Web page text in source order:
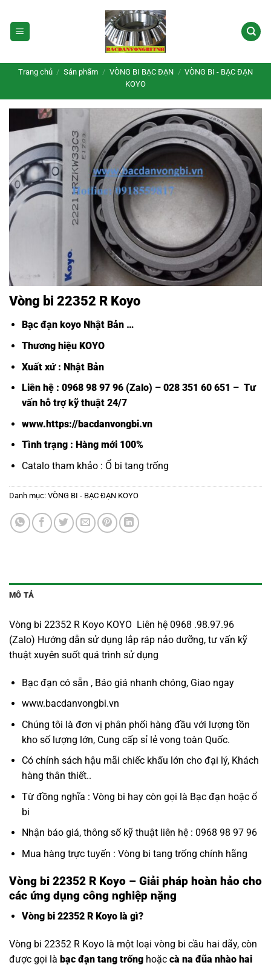
qua
nội
Trang chủ / Sản phẩm / VÒNG BI BẠC ĐẠN / VÒNG BI - BẠC ĐẠN
KOYO
Vòng bi 22352 R Koyo
Bạc đạn koyo Nhật Bản…
Thương hiệu KOYO
Xuất xứ : Nhật Bản
Liên hệ : 0968 98 97 96 (Zalo) – 028 351 60 651 – Tư
vấn hỗ trợ kỹ thuật 24/7
www.https://bacdanvongbi.vn
Tình trạng : Hàng mới 100%
Catalo tham khảo : Ổ bi tang trống
Danh mục: VÒNG BI - BẠC ĐẠN KOYO
MÔ TẢ
Vòng bi 22352 R Koyo KOYO Liên hệ 0968 .98.97.96
(Zalo) Hướng dẫn sử dụng lắp ráp nảo dưỡng, tư vấn kỹ
thuật xuyên suốt quá trình sử dụng
Bạc đạn có sẵn , Báo giá nhanh chóng, Giao ngay
www.bacdanvongbi.vn
Chúng tôi là đơn vị phân phối hàng đầu với lượng tồn
kho số lượng lớn, Cung cấp sỉ lẻ vong toàn Quốc.
Có chính sách hậu mãi chiếc khấu lớn cho đại lý, Khách
hàng thân thiết..
Từ đồng nghĩa : Vòng bi hay còn gọi là Bạc đạn hoặc ổ
bi
Nhận báo giá, thông số kỹ thuật liên hệ : 0968 98 97 96
Mua hàng trực tuyến : Vòng bi tang trống chính hãng
Vòng bi 22352 R Koyo – Giải pháp hoàn hảo cho
các ứng dụng công nghiệp nặng
Vòng bi 22352 R Koyo là gì?
Vòng bi 22352 R Koyo là một loại vòng bi cầu hai dãy, còn
được gọi là bạc đạn tang trống hoặc cà na đũa nhào hai